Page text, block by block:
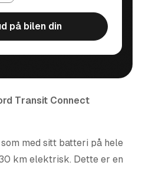
på bilen din
Transit Connect
med sitt batteri på hele
km elektrisk. Dette er en